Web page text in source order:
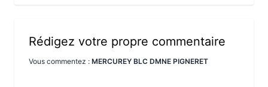
Rédigez votre propre commentaire
Vous commentez : MERCUREY BLC DMNE PIGNERET